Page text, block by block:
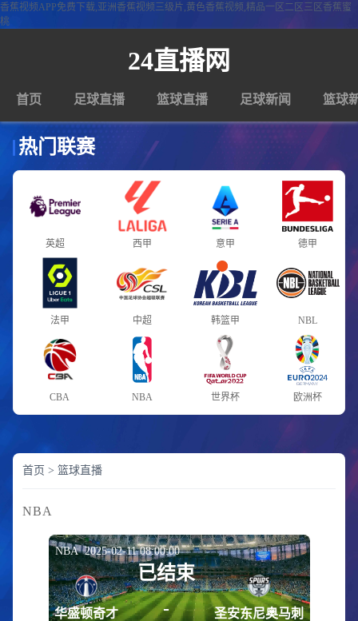
香蕉视频APP免费下载,亚洲香蕉视频三级片,黄色香蕉视频,精品一区二区三区香蕉蜜
桃
24直播网
首页 足球直播 篮球直播 足球新闻 篮球
热门联赛
英超 西甲 意甲 德甲
法甲 中超 韩篮甲 NBL
CBA NBA 世界杯 欧洲杯
首页 > 篮球直播
NBA
NBA 2025-02-11 08:00:00
华盛顿奇才
已结束
-
圣安东尼奥马刺